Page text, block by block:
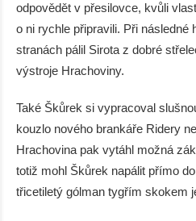
odpovědět v přesilovce, kvůli
o ni rychle připravili. Při následné
stranách pálil Sirota z dobré
výstroje Hrachoviny.
Také Škůrek si vypracoval
kouzlo nového brankáře Ridery
Hrachovina pak vytáhl možná
totiž mohl Škůrek napálit přímo
třicetiletý gólman tygřím skokem